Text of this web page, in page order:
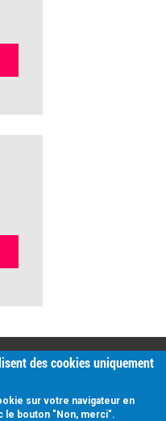
des cookies uniquement
sur votre navigateur en
le bouton "Non, merci".